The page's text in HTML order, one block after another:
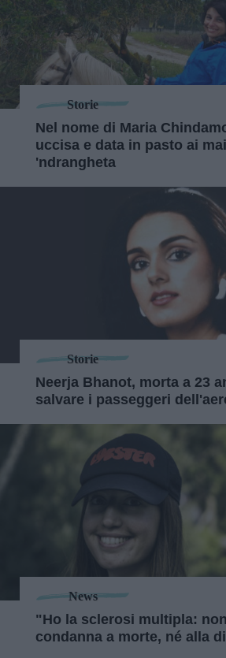
Storie
Nel nome di Maria
uccisa e data in pasto ai
'ndrangheta
Storie
Neerja Bhanot, morta a 23
salvare i passeggeri
News
"Ho la sclerosi multipla:
condanna a morte, né alla